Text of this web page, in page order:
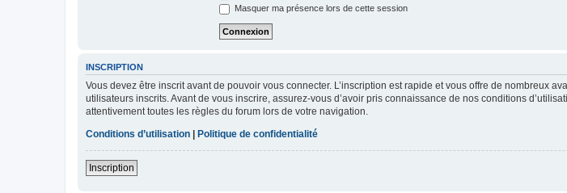
Masquer ma présence lors de cette session
INSCRIPTION
Vous devez être inscrit avant de pouvoir vous connecter. L’inscription est rapide et vous offre de nombreux
utilisateurs inscrits. Avant de vous inscrire, assurez-vous d’avoir pris connaissance de nos conditions
attentivement toutes les règles du forum lors de votre navigation.
Conditions d’utilisation
Politique de confidentialité
Inscription